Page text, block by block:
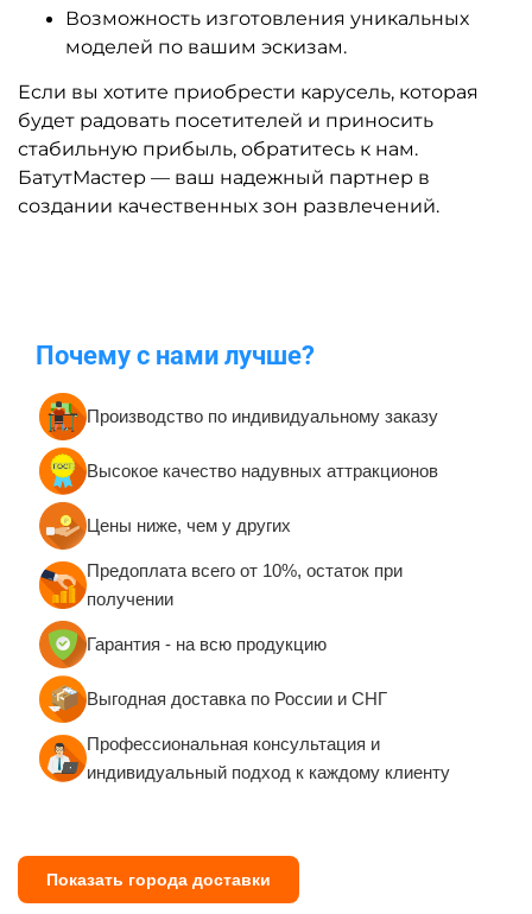
Возможность изготовления уникальных
моделей по вашим эскизам.
Если вы хотите приобрести карусель, которая
будет радовать посетителей и приносить
стабильную прибыль, обратитесь к нам.
БатутМастер — ваш надежный партнер в
создании качественных зон развлечений.
Почему с нами лучше?
Производство по индивидуальному заказу
Высокое качество надувных аттракционов
Цены ниже, чем у других
Предоплата всего от 10%, остаток при
получении
Гарантия - на всю продукцию
Выгодная доставка по России и СНГ
Профессиональная консультация и
индивидуальный подход к каждому клиенту
Показать города доставки